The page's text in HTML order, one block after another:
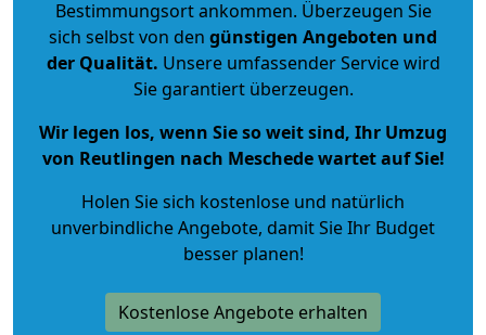
Bestimmungsort ankommen. Überzeugen Sie
sich selbst von den günstigen Angeboten und
der Qualität. Unsere umfassender Service wird
Sie garantiert überzeugen.
Wir legen los, wenn Sie so weit sind, Ihr Umzug
von Reutlingen nach Meschede wartet auf Sie!
Holen Sie sich kostenlose und natürlich
unverbindliche Angebote, damit Sie Ihr Budget
besser planen!
Kostenlose Angebote erhalten